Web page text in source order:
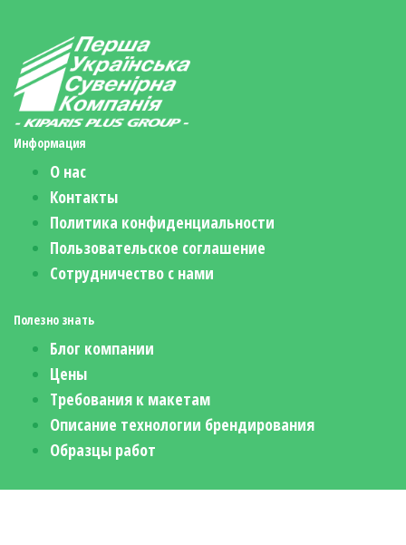
Информация
О нас
Контакты
Политика конфиденциальности
Пользовательское соглашение
Сотрудничество с нами
Полезно знать
Блог компании
Цены
Требования к макетам
Описание технологии брендирования
Образцы работ